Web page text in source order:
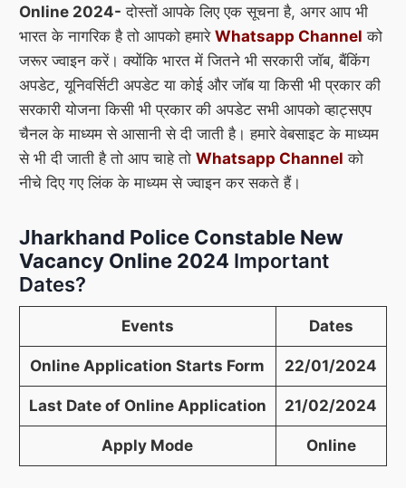
Online 2024- दोस्तों आपके लिए एक सूचना है, अगर आप भी
भारत के नागरिक है तो आपको हमारे Whatsapp Channel को
जरूर ज्वाइन करें। क्योंकि भारत में जितने भी सरकारी जॉब, बैंकिंग
अपडेट, यूनिवर्सिटी अपडेट या कोई और जॉब या किसी भी प्रकार की
सरकारी योजना किसी भी प्रकार की अपडेट सभी आपको व्हाट्सएप
चैनल के माध्यम से आसानी से दी जाती है। हमारे वेबसाइट के माध्यम
से भी दी जाती है तो आप चाहे तो Whatsapp Channel को
नीचे दिए गए लिंक के माध्यम से ज्वाइन कर सकते हैं।
Jharkhand Police Constable New
Vacancy Online 2024 Important
Dates?
Events Dates
Online Application Starts Form 22/01/2024
Last Date of Online Application 21/02/2024
Apply Mode Online